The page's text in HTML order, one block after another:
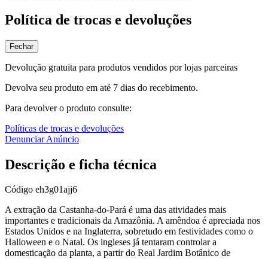
Política de trocas e devoluções
Fechar
Devolução gratuita para produtos vendidos por lojas parceiras
Devolva seu produto em até 7 dias do recebimento.
Para devolver o produto consulte:
Políticas de trocas e devoluções
Denunciar Anúncio
Descrição e ficha técnica
Código eh3g01ajj6
A extração da Castanha-do-Pará é uma das atividades mais
importantes e tradicionais da Amazônia. A amêndoa é apreciada nos
Estados Unidos e na Inglaterra, sobretudo em festividades como o
Halloween e o Natal. Os ingleses já tentaram controlar a
domesticação da planta, a partir do Real Jardim Botânico de